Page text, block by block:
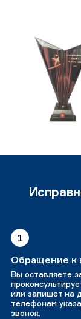
1
Обращение к
Вы оставляете
или запишет на
телефонам
звонок.